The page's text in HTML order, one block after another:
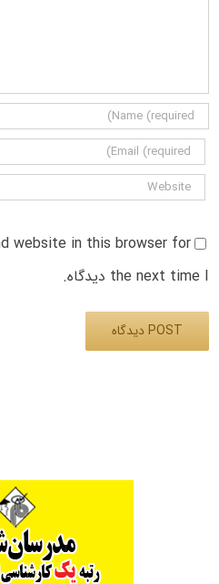
website in this browser for
the next time I دیدگاه.